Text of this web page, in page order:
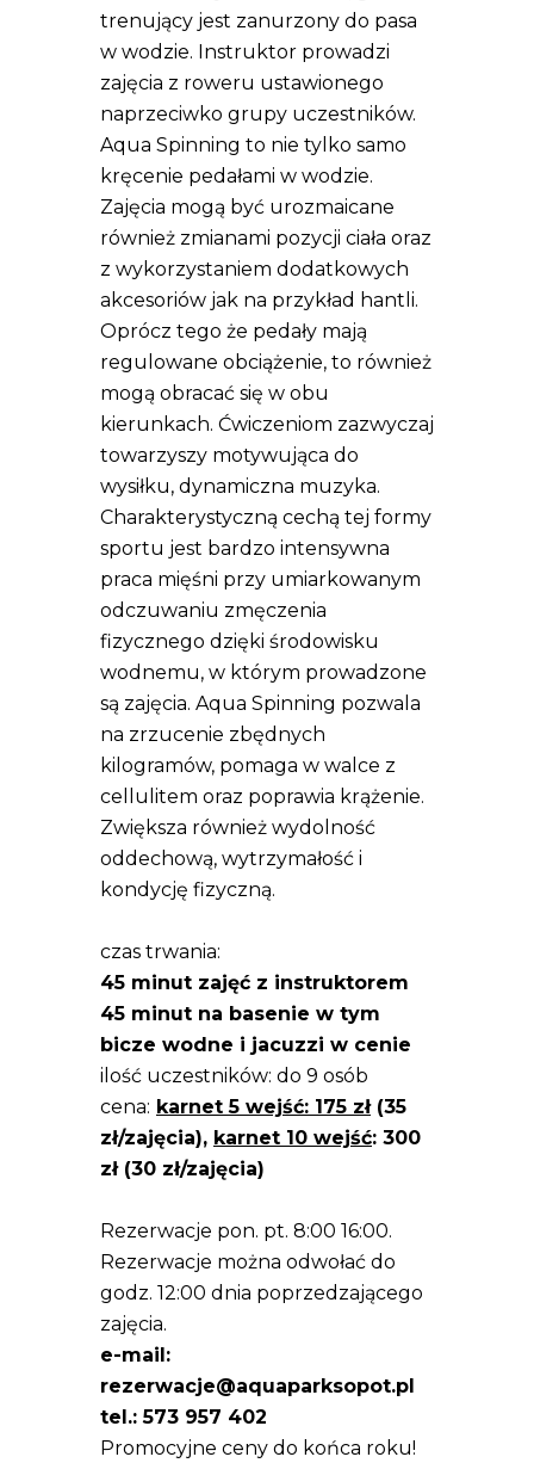
trenujący jest zanurzony do pasa
w wodzie. Instruktor prowadzi
zajęcia z roweru ustawionego
naprzeciwko grupy uczestników.
Aqua Spinning to nie tylko samo
kręcenie pedałami w wodzie.
Zajęcia mogą być urozmaicane
również zmianami pozycji ciała oraz
z wykorzystaniem dodatkowych
akcesoriów jak na przykład hantli.
Oprócz tego że pedały mają
regulowane obciążenie, to również
mogą obracać się w obu
kierunkach. Ćwiczeniom zazwyczaj
towarzyszy motywująca do
wysiłku, dynamiczna muzyka.
Charakterystyczną cechą tej formy
sportu jest bardzo intensywna
praca mięśni przy umiarkowanym
odczuwaniu zmęczenia
fizycznego dzięki środowisku
wodnemu, w którym prowadzone
są zajęcia. Aqua Spinning pozwala
na zrzucenie zbędnych
kilogramów, pomaga w walce z
cellulitem oraz poprawia krążenie.
Zwiększa również wydolność
oddechową, wytrzymałość i
kondycję fizyczną.
czas trwania:
45 minut zajęć z instruktorem
45 minut na basenie w tym
bicze wodne i jacuzzi w cenie
ilość uczestników: do 9 osób
cena: karnet 5 wejść: 175 zł(35
zł/zajęcia), karnet 10 wejść: 300
zł (30 zł/zajęcia)
Rezerwacje pon. pt. 8:00 16:00.
Rezerwacje można odwołać do
godz. 12:00 dnia poprzedzającego
zajęcia.
e-mail:
rezerwacje@aquaparksopot.pl
tel.: 573 957 402
Promocyjne ceny do końca roku!